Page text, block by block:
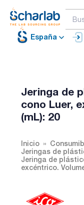
España
Jeringa de
cono Luer,
(mL): 20
Inicio
Jeringas de
Jeringa de
excéntrico.